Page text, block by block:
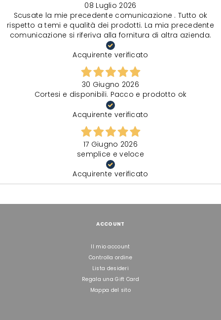
08 Luglio 2026
Scusate la mie precedente comunicazione . Tutto ok
rispetto a temi e qualità dei prodotti. La mia precedente
comunicazione si riferiva alla fornitura di altra azienda.
Acquirente verificato
30 Giugno 2026
Cortesi e disponibili. Pacco e prodotto ok
Acquirente verificato
17 Giugno 2026
semplice e veloce
Acquirente verificato
ACCOUNT
Il mio account
Controlla ordine
Lista desideri
Regala una Gift Card
Mappa del sito